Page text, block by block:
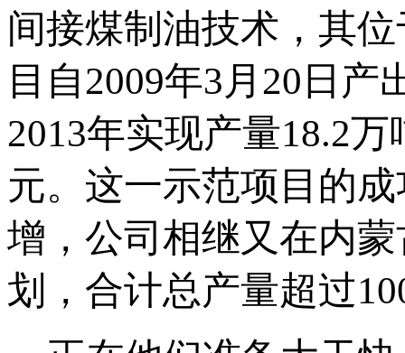
间接煤制油技术，其
目自2009年3月20日
2013年实现产量18.2
元。这一示范项目的
增，公司相继又在内
划，合计总产量超过